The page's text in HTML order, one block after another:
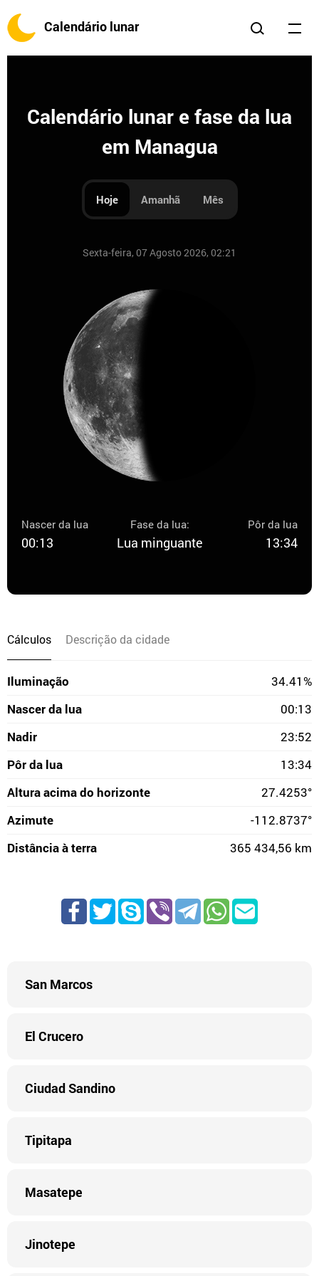
Calendário lunar
Calendário lunar e fase da lua
em Managua
Hoje Amanhã Mês
Sexta-feira, 07 Agosto 2026, 02:21
Nascer da lua
00:13
Fase da lua:
Lua minguante
Pôr da lua
13:34
Cálculos Descrição da cidade
Iluminação
34.41%
Nascer da lua
00:13
Nadir
23:52
Pôr da lua
13:34
Altura acima do horizonte
27.4253°
Azimute
-112.8737°
Distância à terra
365 434,56 km
San Marcos
El Crucero
Ciudad Sandino
Tipitapa
Masatepe
Jinotepe